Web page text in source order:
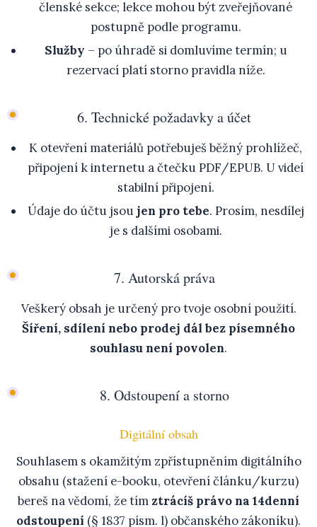
členské sekce; lekce mohou být zveřejňované
postupně podle programu.
Služby – po úhradě si domluvíme termín; u
rezervací platí storno pravidla níže.
6. Technické požadavky a účet
K otevření materiálů potřebuješ běžný prohlížeč,
připojení k internetu a čtečku PDF/EPUB. U videí
stabilní připojení.
Údaje do účtu jsoujen pro tebe. Prosím, nesdílej
je s dalšími osobami.
7. Autorská práva
Veškerý obsah je určený pro tvoje osobní použití.
Šíření, sdílení nebo prodej dál bez písemného
souhlasu není povolen.
8. Odstoupení a storno
Digitální obsah
Souhlasem s okamžitým zpřístupněním digitálního
obsahu (stažení e-booku, otevření článku/kurzu)
bereš na vědomí, že tím ztrácíš právo na 14denní
odstoupení (§ 1837 písm. l) občanského zákoníku).